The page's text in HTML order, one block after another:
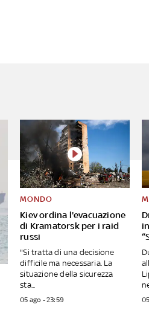
Kiev ordina l'evacuazione
di Kramatorsk per i raid
russi
MONDO
"Si tratta di una decisione
difficile ma necessaria. La
situazione della sicurezza
sta...
05 ago - 23:59